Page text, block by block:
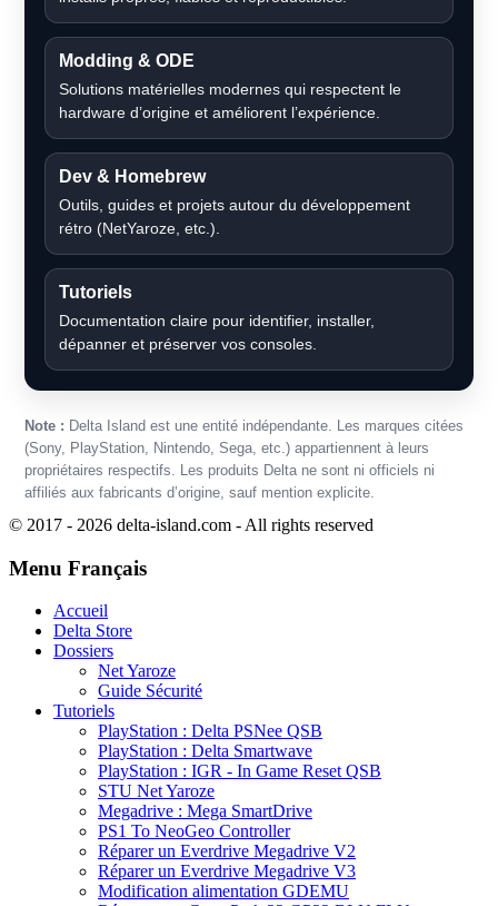
Modding & ODE
Solutions matérielles modernes qui respectent le
hardware d’origine et améliorent l’expérience.
Dev & Homebrew
Outils, guides et projets autour du développement
rétro (NetYaroze, etc.).
Tutoriels
Documentation claire pour identifier, installer,
dépanner et préserver vos consoles.
Note : Delta Island est une entité indépendante. Les marques citées
(Sony, PlayStation, Nintendo, Sega, etc.) appartiennent à leurs
propriétaires respectifs. Les produits Delta ne sont ni officiels ni
affiliés aux fabricants d’origine, sauf mention explicite.
© 2017 - 2026 delta-island.com - All rights reserved
Menu Français
Accueil
Delta Store
Dossiers
Net Yaroze
Guide Sécurité
Tutoriels
PlayStation : Delta PSNee QSB
PlayStation : Delta Smartwave
PlayStation : IGR - In Game Reset QSB
STU Net Yaroze
Megadrive : Mega SmartDrive
PS1 To NeoGeo Controller
Réparer un Everdrive Megadrive V2
Réparer un Everdrive Megadrive V3
Modification alimentation GDEMU